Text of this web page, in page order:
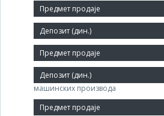
Правни статус:
ДП
Делатност:
Производња везних елемената и
машинских производа
Матични број: